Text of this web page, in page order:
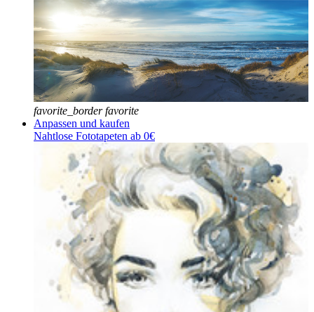
favorite_border favorite
Anpassen und kaufen
Nahtlose Fototapeten ab 0€